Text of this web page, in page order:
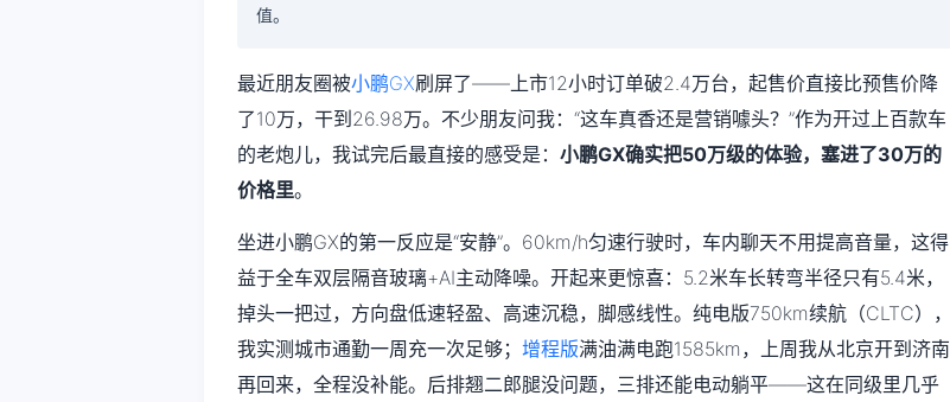
值。
最近朋友圈被小鹏GX刷屏了——上市12小时订单破2.4万台，起售价直接比预售价降
了10万，干到26.98万。不少朋友问我：“这车真香还是营销噱头？”作为开过上百款车
的老炮儿，我试完后最直接的感受是： 小鹏GX确实把50万级的体验，塞进了30万的
价格里。
坐进小鹏GX的第一反应是“安静”。60km/h匀速行驶时，车内聊天不用提高音量，这得
益于全车双层隔音玻璃+AI主动降噪。开起来更惊喜：5.2米车长转弯半径只有5.4米，
掉头一把过，方向盘低速轻盈、高速沉稳，脚感线性。纯电版750km续航（CLTC），
我实测城市通勤一周充一次足够； 增程版满油满电跑1585km，上周我从北京开到济南
再回来，全程没补能。后排翘二郎腿没问题，三排还能电动躺平——这在同级里几乎